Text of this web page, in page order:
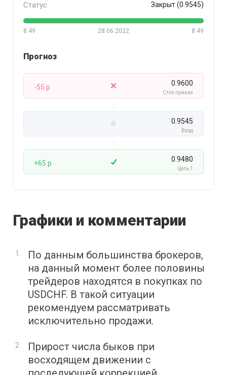
Статус Закрыт (0.9545)
8:49 8:49
28.06.2022
Прогноз
-55 p 0.9600
Стоп приказ
0.9545
Вход
+65 p 0.9480
Цель 1
Графики и комментарии
По данным большинства брокеров,
на данный момент более половины
трейдеров находятся в покупках по
USDCHF. В такой ситуации
рекомендуем рассматривать
исключительно продажи.
Прирост числа быков при
восходящем движении с